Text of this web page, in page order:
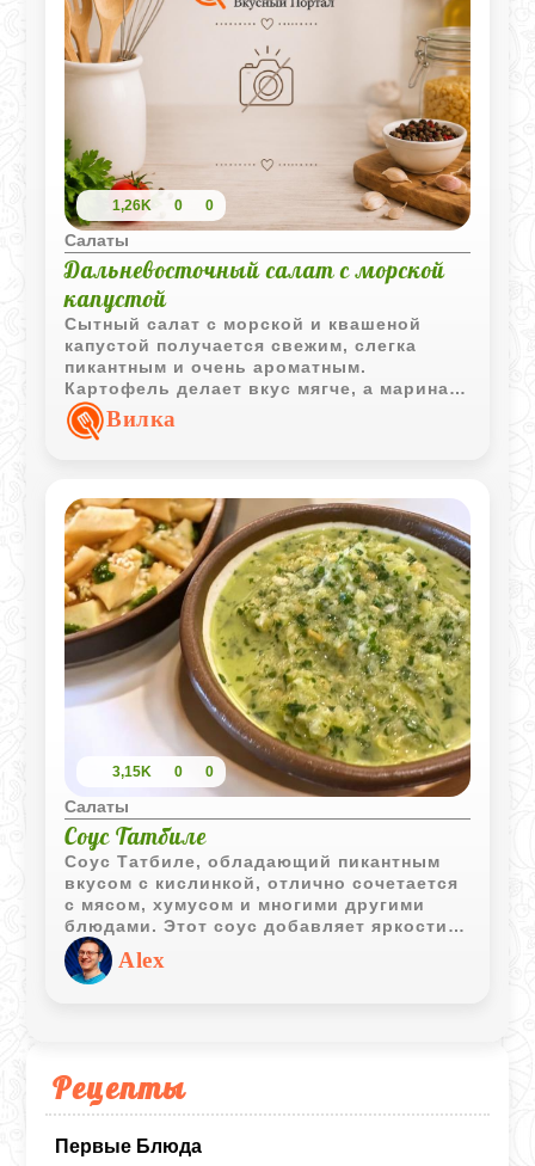
Рецепты
Первые Блюда
1,26K 0 0
Салаты
Дальневосточный салат с морской
капустой
Сытный салат с морской и квашеной
капустой получается свежим, слегка
пикантным и очень ароматным.
Картофель делает вкус мягче, а маринад
добавляет характерную
дальневосточную нотку.
Вилка
3,15K 0 0
Салаты
Соус Татбиле
Соус Татбиле, обладающий пикантным
вкусом с кислинкой, отлично сочетается
с мясом, хумусом и многими другими
блюдами. Этот соус добавляет яркости и
насыщенности вкусу, делая каждое
блюдо более интересным и аппетитным.
Alex